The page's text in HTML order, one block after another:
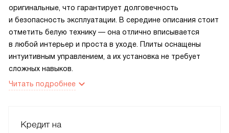
оригинальные, что гарантирует долговечность
и безопасность эксплуатации. В середине описания стоит
отметить белую технику — она отлично вписывается
в любой интерьер и проста в уходе. Плиты оснащены
интуитивным управлением, а их установка не требует
сложных навыков.
Читать подробнее
Кредит на